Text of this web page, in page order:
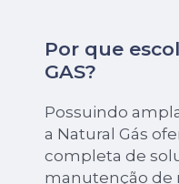
Por que
GAS?
Possuindo
a Natural Gás
completa de
manutenção de